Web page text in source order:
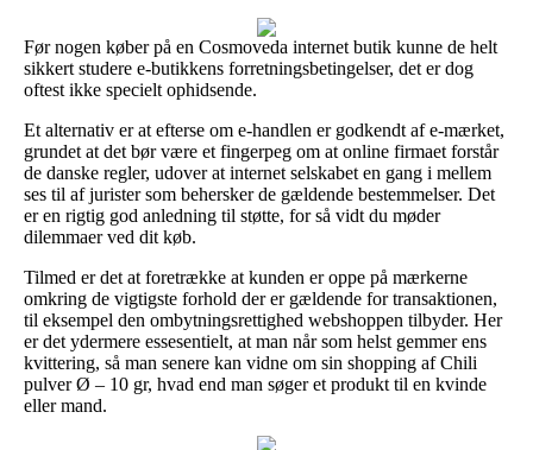
Før nogen køber på en Cosmoveda internet butik kunne de helt
sikkert studere e-butikkens forretningsbetingelser, det er dog
oftest ikke specielt ophidsende.
Et alternativ er at efterse om e-handlen er godkendt af e-mærket,
grundet at det bør være et fingerpeg om at online firmaet forstår
de danske regler, udover at internet selskabet en gang i mellem
ses til af jurister som behersker de gældende bestemmelser. Det
er en rigtig god anledning til støtte, for så vidt du møder
dilemmaer ved dit køb.
Tilmed er det at foretrække at kunden er oppe på mærkerne
omkring de vigtigste forhold der er gældende for transaktionen,
til eksempel den ombytningsrettighed webshoppen tilbyder. Her
er det ydermere essesentielt, at man når som helst gemmer ens
kvittering, så man senere kan vidne om sin shopping af Chili
pulver Ø – 10 gr, hvad end man søger et produkt til en kvinde
eller mand.